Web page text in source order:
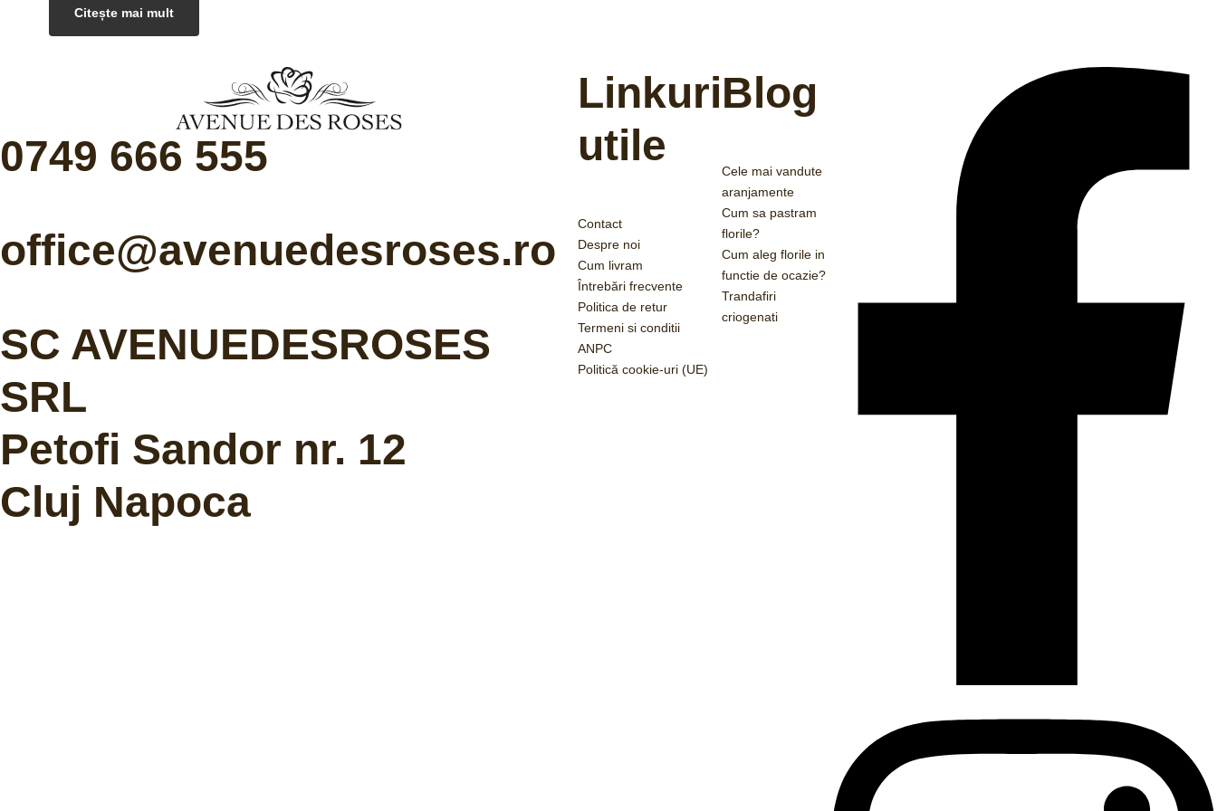
Citește mai mult
0749 666 555
office@avenuedesroses.ro
SC AVENUEDESROSES
SRL
Petofi Sandor nr. 12
Cluj Napoca
Linkuri
utile
Contact
Despre noi
Cum livram
Întrebări frecvente
Politica de retur
Termeni si conditii
ANPC
Politică cookie-uri (UE)
Blog
Cele mai vandute
aranjamente
Cum sa pastram
florile?
Cum aleg florile in
functie de ocazie?
Trandafiri
criogenati